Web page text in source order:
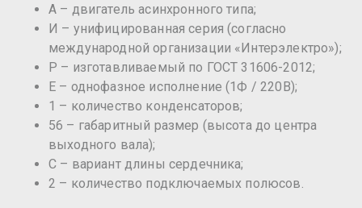
А – двигатель асинхронного типа;
И – унифицированная серия (согласно
международной организации «Интерэлектро»);
Р – изготавливаемый по ГОСТ 31606-2012;
Е – однофазное исполнение (1Ф / 220В);
1 – количество конденсаторов;
56 – габаритный размер (высота до центра
выходного вала);
C – вариант длины сердечника;
2 – количество подключаемых полюсов.